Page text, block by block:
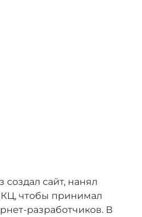
сайт, нанял
чтобы принимал
разработчиков. В